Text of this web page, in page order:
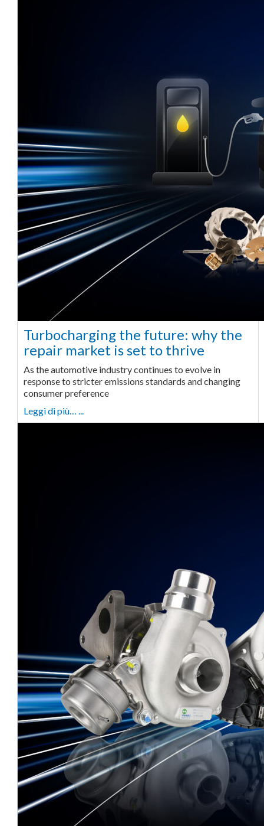
Turbocharging the future: why the
repair market is set to thrive
As the automotive industry continues to evolve in
response to stricter emissions standards and changing
consumer preference
Leggi di più… ...